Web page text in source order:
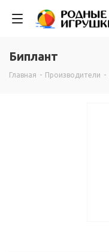
Биплант
Главная - Производители -